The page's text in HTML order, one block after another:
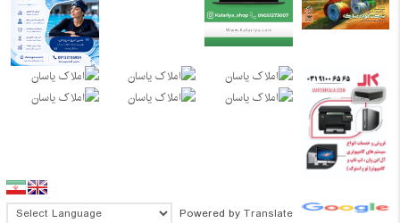
Powered by Translate